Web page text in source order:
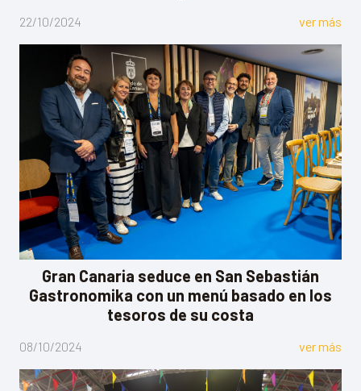
22/10/2024 ver más
Gran Canaria seduce en San Sebastián
Gastronomika con un menú basado en los
tesoros de su costa
08/10/2024 ver más